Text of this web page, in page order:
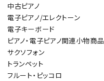
中古ピアノ
電子ピアノ/エレクトーン
電子キーボード
ピアノ・電子ピアノ関連小物商品
サクソフォン
トランペット
フルート・ピッコロ